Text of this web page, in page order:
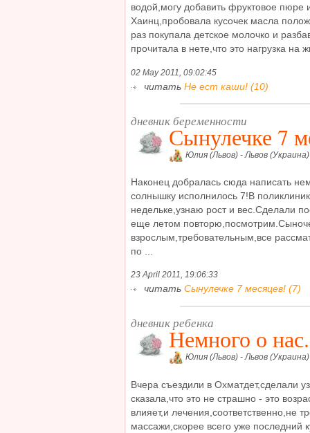
водой,могу добавить фруктовое пюре
Хаинц,пробовала кусочек масла
раз покупала детское молочко и
прочитала в нете,что это нагрузка на
02 May 2011, 09:02:45
читать Не ест каши! (10)
дневник беременности
Сынулечке 7
Юлия (Львов) - Львов
Наконец добралась сюда написать
солнышку исполнилось 7!В
недельке,узнаю рост и вес.Сделали
еще летом
взрослым,требовательным,все
по ...
23 April 2011, 19:06:33
читать Сынулечке 7 месяцев! (7)
дневник ребенка
Немного о нас.
Юлия (Львов) - Львов
Вчера съездили в Охматдет,сделали
сказала,что это не страшно - это
влияет,и лечения,соответственно,не
массажи,скорее всего уже последний